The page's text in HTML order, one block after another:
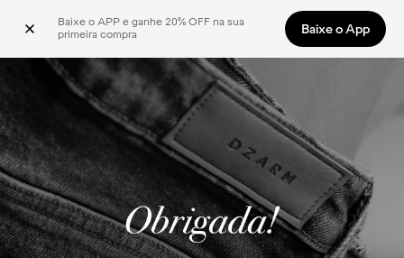
Baixe o APP e ganhe 20% OFF na sua
primeira compra
Baixe o App